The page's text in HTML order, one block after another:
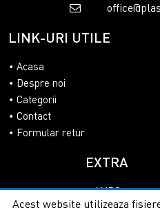
LINK-URI UTILE
Acasa
Despre noi
Categorii
Contact
Formular retur
EXTRA
ANPC
SOL
Acest website utilizeaza